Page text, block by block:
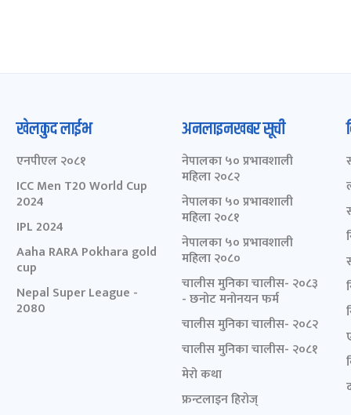
खेलकुद लाईभ
एनपीएल २०८१
ICC Men T20 World Cup
2024
IPL 2024
Aaha RARA Pokhara gold
cup
Nepal Super League -
2080
अनलाइनखबर सूची
नेपालका ५० प्रभावशाली
महिला २०८२
नेपालका ५० प्रभावशाली
महिला २०८१
नेपालका ५० प्रभावशाली
महिला २०८०
चालीस मुनिका चालीस- २०८३
- छनोट मनोनयन फर्म
चालीस मुनिका चालीस- २०८२
चालीस मुनिका चालीस- २०८१
मेरो कथा
फ्रन्टलाइन हिरोज्